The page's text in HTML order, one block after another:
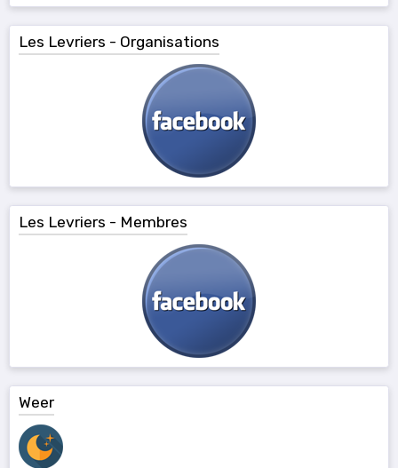
Les Levriers - Organisations
Les Levriers - Membres
Weer